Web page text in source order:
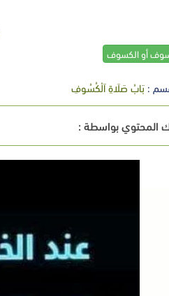
أو الكسوف
:بَابُ صَلَاةِ اَلْكُسُوفِ
المحتوي بواسطة :